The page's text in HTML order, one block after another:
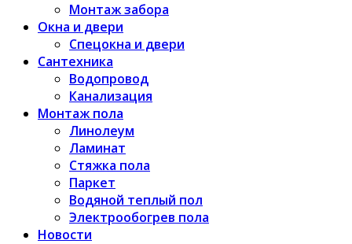
Монтаж забора
Окна и двери
Спецокна и двери
Сантехника
Водопровод
Канализация
Монтаж пола
Линолеум
Ламинат
Стяжка пола
Паркет
Водяной теплый пол
Электрообогрев пола
Новости